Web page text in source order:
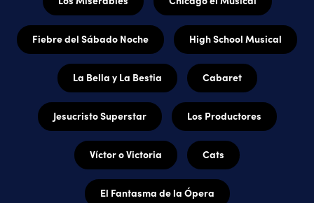
Fiebre del Sábado Noche High School Musical
La Bella y La Bestia Cabaret
Jesucristo Superstar Los Productores
Víctor o Victoria Cats
El Fantasma de la Ópera